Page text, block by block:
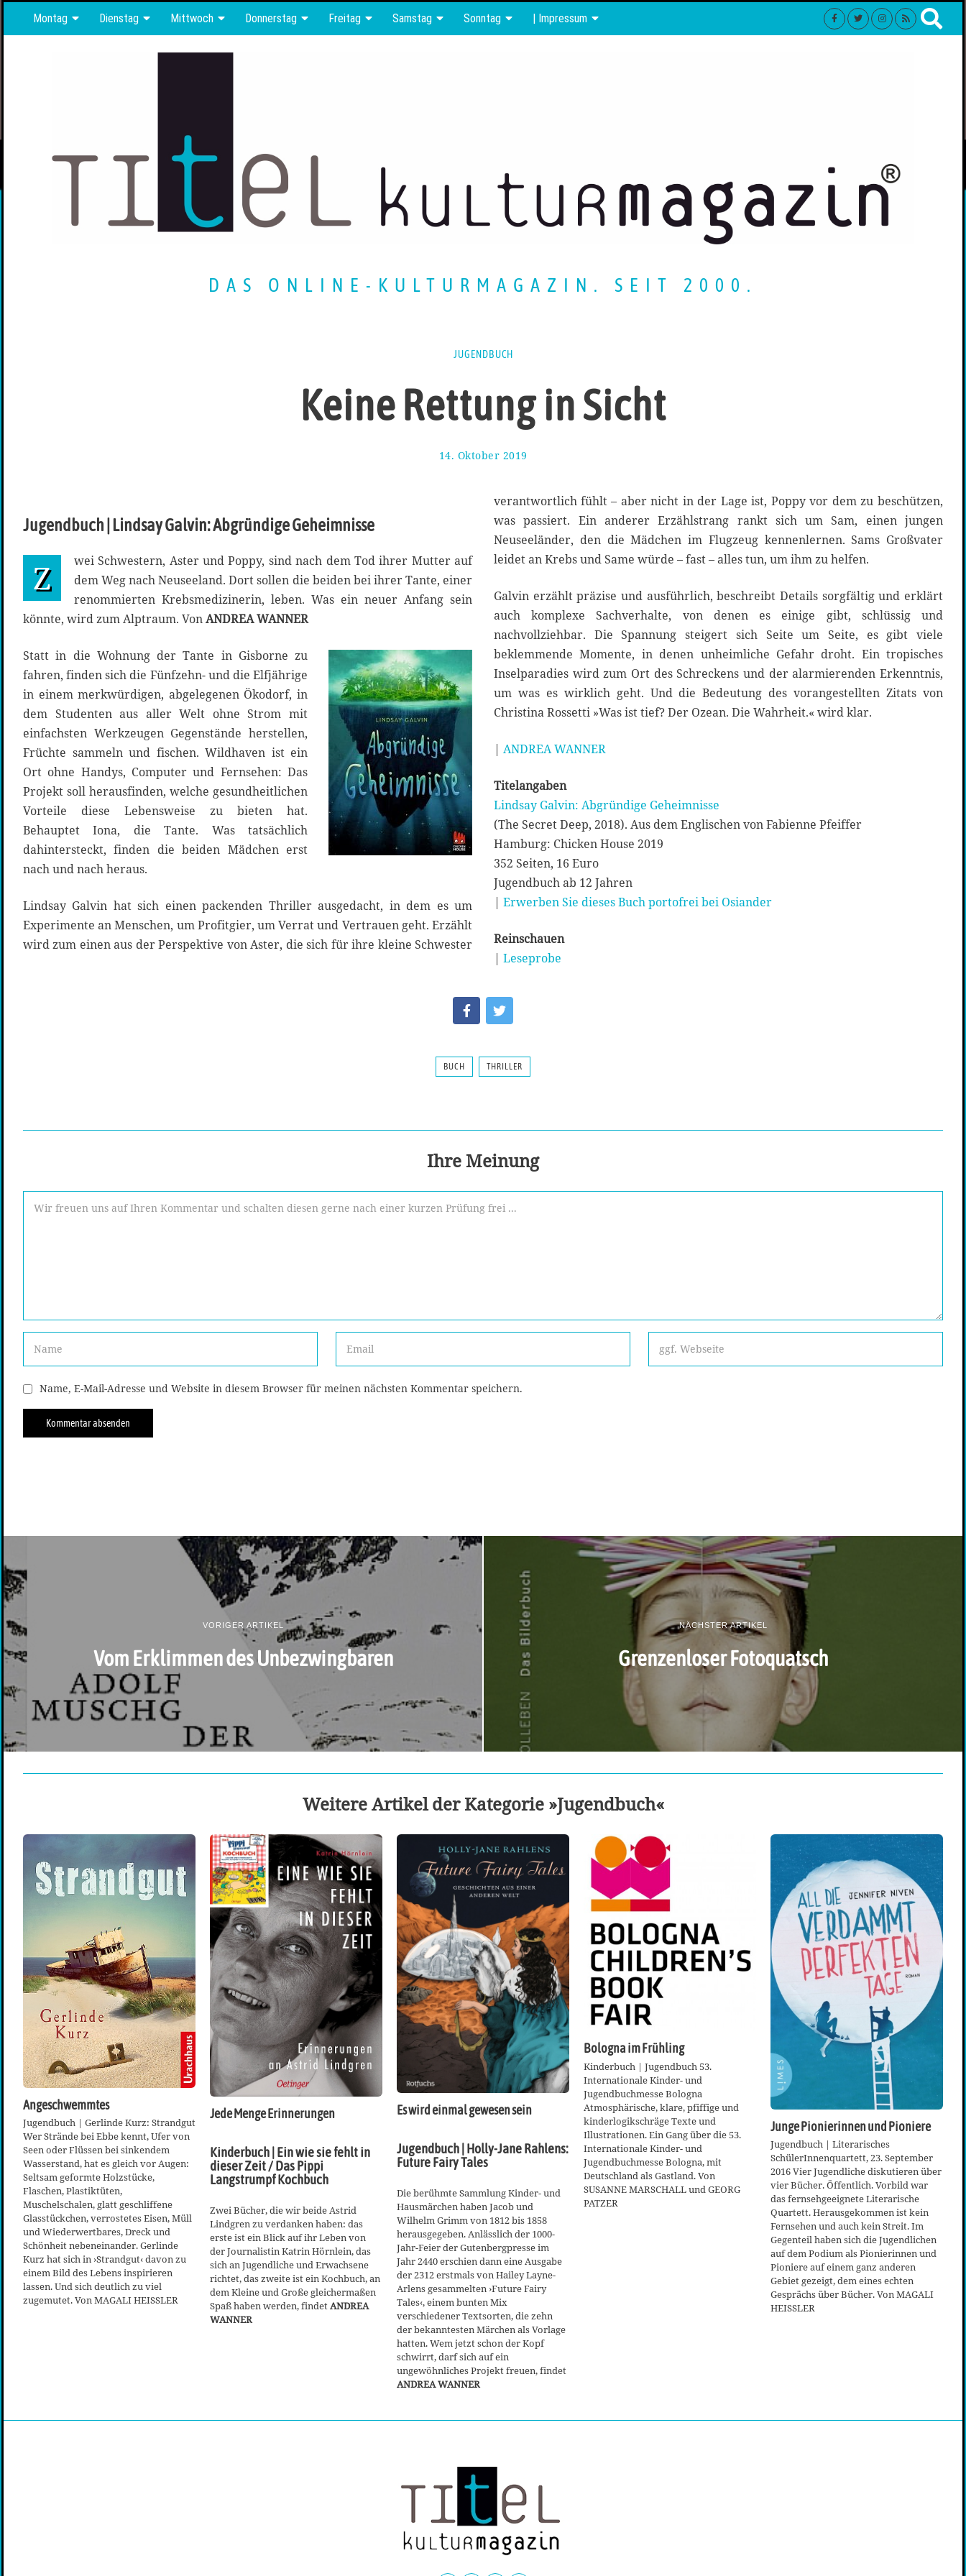
Montag Dienstag Mittwoch Donnerstag Freitag Samstag Sonntag | Impressum
DAS ONLINE-KULTURMAGAZIN. SEIT 2000.
JUGENDBUCH
Keine Rettung in Sicht
14. Oktober 2019
O
t
o
b
2
0
9
Jugendbuch | Lindsay Galvin: Abgründige Geheimnisse
Z
wei Schwestern, Aster und Poppy, sind nach dem Tod ihrer Mutter auf
dem Weg nach Neuseeland. Dort sollen die beiden bei ihrer Tante, einer
renommierten Krebsmedizinerin, leben. Was ein neuer Anfang sein
könnte, wird zum Alptraum. VonANDREA WANNER
Statt in die Wohnung der Tante in Gisborne zu
fahren, finden sich die Fünfzehn- und die Elfjährige
in einem merkwürdigen, abgelegenen Ökodorf, in
dem Studenten aus aller Welt ohne Strom mit
einfachsten Werkzeugen Gegenstände herstellen,
Früchte sammeln und fischen. Wildhaven ist ein
Ort ohne Handys, Computer und Fernsehen: Das
Projekt soll herausfinden, welche gesundheitlichen
Vorteile diese Lebensweise zu bieten hat.
Behauptet Iona, die Tante. Was tatsächlich
dahintersteckt, finden die beiden Mädchen erst
nach und nach heraus.
Lindsay Galvin hat sich einen packenden Thriller ausgedacht, in dem es um
Experimente an Menschen, um Profitgier, um Verrat und Vertrauen geht. Erzählt
wird zum einen aus der Perspektive von Aster, die sich für ihre kleine Schwester
verantwortlich fühlt – aber nicht in der Lage ist, Poppy vor dem zu beschützen,
was passiert. Ein anderer Erzählstrang rankt sich um Sam, einen jungen
Neuseeländer, den die Mädchen im Flugzeug kennenlernen. Sams Großvater
leidet an Krebs und Same würde – fast – alles tun, um ihm zu helfen.
Galvin erzählt präzise und ausführlich, beschreibt Details sorgfältig und erklärt
auch komplexe Sachverhalte, von denen es einige gibt, schlüssig und
nachvollziehbar. Die Spannung steigert sich Seite um Seite, es gibt viele
beklemmende Momente, in denen unheimliche Gefahr droht. Ein tropisches
Inselparadies wird zum Ort des Schreckens und der alarmierenden Erkenntnis,
um was es wirklich geht. Und die Bedeutung des vorangestellten Zitats von
Christina Rossetti »Was ist tief? Der Ozean. Die Wahrheit.« wird klar.
| ANDREA WANNER
Titelangaben
Lindsay Galvin: Abgründige Geheimnisse
(The Secret Deep, 2018). Aus dem Englischen von Fabienne Pfeiffer
Hamburg: Chicken House 2019
352 Seiten, 16 Euro
Jugendbuch ab 12 Jahren
| Erwerben Sie dieses Buch portofrei bei Osiander
Reinschauen
| Leseprobe
BUCH THRILLER
Ihre Meinung
Name, E-Mail-Adresse und Website in diesem Browser für meinen nächsten Kommentar speichern.
VORIGER ARTIKEL
Vom Erklimmen des Unbezwingbaren
NÄCHSTER ARTIKEL
Grenzenloser Fotoquatsch
Weitere Artikel der Kategorie »Jugendbuch«
Angeschwemmtes
Jugendbuch | Gerlinde Kurz: Strandgut
Wer Strände bei Ebbe kennt, Ufer von
Seen oder Flüssen bei sinkendem
Wasserstand, hat es gleich vor Augen:
Seltsam geformte Holzstücke,
Flaschen, Plastiktüten,
Muschelschalen, glatt geschliffene
Glasstückchen, verrostetes Eisen, Müll
und Wiederwertbares, Dreck und
Schönheit nebeneinander. Gerlinde
Kurz hat sich in ›Strandgut‹ davon zu
einem Bild des Lebens inspirieren
lassen. Und sich deutlich zu viel
zugemutet. Von MAGALI HEISSLER
Jede Menge Erinnerungen
Kinderbuch | Ein wie sie fehlt in
dieser Zeit / Das Pippi
Langstrumpf Kochbuch
Zwei Bücher, die wir beide Astrid
Lindgren zu verdanken haben: das
erste ist ein Blick auf ihr Leben von
der Journalistin Katrin Hörnlein, das
sich an Jugendliche und Erwachsene
richtet, das zweite ist ein Kochbuch, an
dem Kleine und Große gleichermaßen
Spaß haben werden, findetANDREA
WANNER
Es wird einmal gewesen sein
Jugendbuch | Holly-Jane Rahlens:
Future Fairy Tales
Die berühmte Sammlung Kinder- und
Hausmärchen haben Jacob und
Wilhelm Grimm von 1812 bis 1858
herausgegeben. Anlässlich der 1000-
Jahr-Feier der Gutenbergpresse im
Jahr 2440 erschien dann eine Ausgabe
der 2312 erstmals von Hailey Layne-
Arlens gesammelten ›Future Fairy
Tales‹, einem bunten Mix
verschiedener Textsorten, die zehn
der bekanntesten Märchen als Vorlage
hatten. Wem jetzt schon der Kopf
schwirrt, darf sich auf ein
ungewöhnliches Projekt freuen, findet
ANDREA WANNER
Bologna im Frühling
Kinderbuch | Jugendbuch 53.
Internationale Kinder- und
Jugendbuchmesse Bologna
Atmosphärische, klare, pfiffige und
kinderlogikschräge Texte und
Illustrationen. Ein Gang über die 53.
Internationale Kinder- und
Jugendbuchmesse Bologna, mit
Deutschland als Gastland. Von
SUSANNE MARSCHALL und GEORG
PATZER
Junge Pionierinnen und Pioniere
Jugendbuch | Literarisches
SchülerInnenquartett, 23. September
2016 Vier Jugendliche diskutieren über
vier Bücher. Öffentlich. Vorbild war
das fernsehgeeignete Literarische
Quartett. Herausgekommen ist kein
Fernsehen und auch kein Streit. Im
Gegenteil haben sich die Jugendlichen
auf dem Podium als Pionierinnen und
Pioniere auf einem ganz anderen
Gebiet gezeigt, dem eines echten
Gesprächs über Bücher. Von MAGALI
HEISSLER